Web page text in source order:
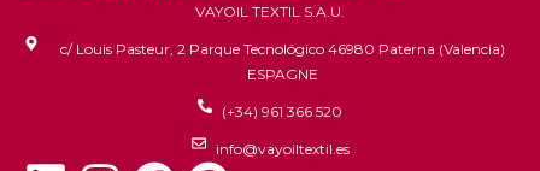
VAYOIL TEXTIL S.A.U.
c/ Louis Pasteur, 2 Parque Tecnológico 46980 Paterna (Valencia)
ESPAGNE
(+34) 961 366 520
info@vayoiltextil.es